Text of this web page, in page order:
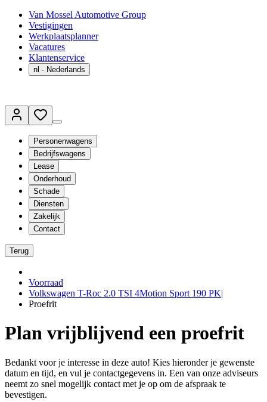
Van Mossel Automotive Group
Vestigingen
Werkplaatsplanner
Vacatures
Klantenservice
nl - Nederlands
Personenwagens
Bedrijfswagens
Lease
Onderhoud
Schade
Diensten
Zakelijk
Contact
Terug
Voorraad
Volkswagen T-Roc 2.0 TSI 4Motion Sport 190 PK|
Proefrit
Plan vrijblijvend een proefrit
Bedankt voor je interesse in deze auto! Kies hieronder je gewenste
datum en tijd, en vul je contactgegevens in. Een van onze adviseurs
neemt zo snel mogelijk contact met je op om de afspraak te
bevestigen.